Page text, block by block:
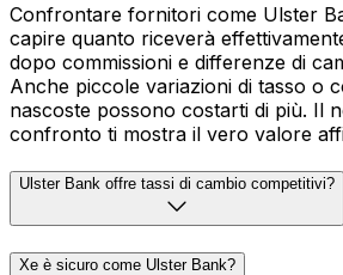
Confrontare fornitori come Ulster
capire quanto riceverà
dopo commissioni e differenze di
Anche piccole variazioni di tasso o
nascoste possono costarti di più. Il
confronto ti mostra il vero valore
Ulster Bank offre tassi di cambio competitivi?
Xe è sicuro come Ulster Bank?